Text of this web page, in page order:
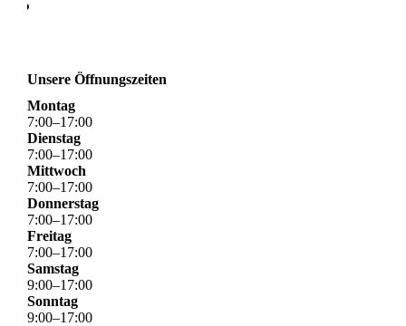
Unsere Öffnungszeiten
Montag
7:00–17:00
Dienstag
7:00–17:00
Mittwoch
7:00–17:00
Donnerstag
7:00–17:00
Freitag
7:00–17:00
Samstag
9:00–17:00
Sonntag
9:00–17:00